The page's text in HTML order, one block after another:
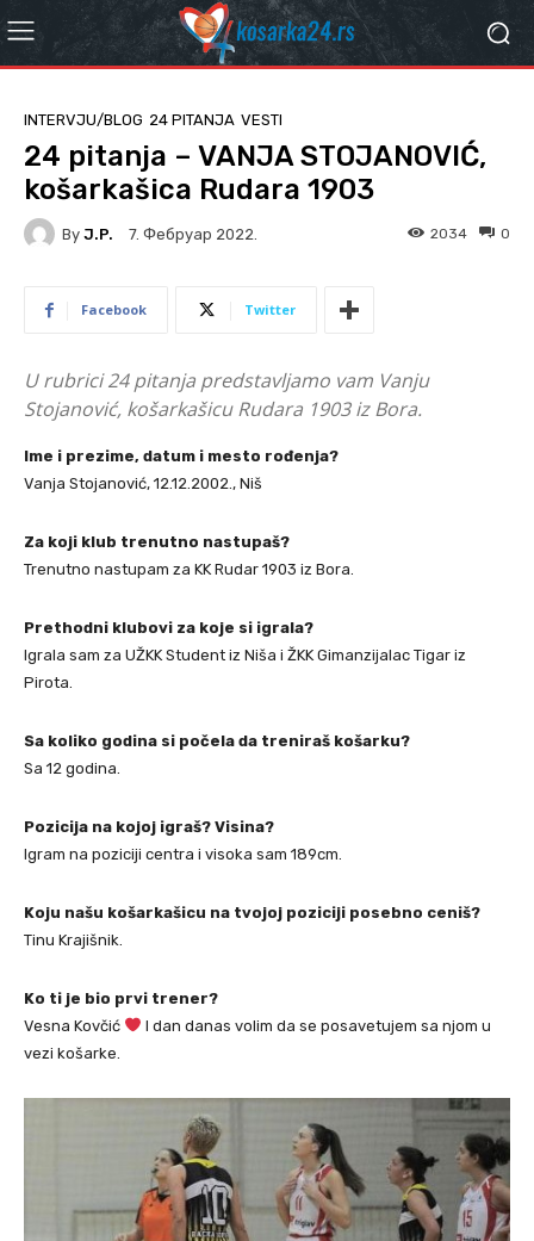
INTERVJU/BLOG 24 PITANJA VESTI
24 pitanja – VANJA STOJANOVIĆ,
košarkašica Rudara 1903
By J.P. 7. Фебруар 2022. 0
2034
Facebook Twitter
U rubrici 24 pitanja predstavljamo vam Vanju
Stojanović, košarkašicu Rudara 1903 iz Bora.
Ime i prezime, datum i mesto rođenja?
Vanja Stojanović, 12.12.2002., Niš
Za koji klub trenutno nastupaš?
Trenutno nastupam za KK Rudar 1903 iz Bora.
Prethodni klubovi za koje si igrala?
Igrala sam za UŽKK Student iz Niša i ŽKK Gimanzijalac Tigar iz
Pirota.
Sa koliko godina si počela da treniraš košarku?
Sa 12 godina.
Pozicija na kojoj igraš? Visina?
Igram na poziciji centra i visoka sam 189cm.
Koju našu košarkašicu na tvojoj poziciji posebno ceniš?
Tinu Krajišnik.
Ko ti je bio prvi trener?
Vesna Kovčić
I dan danas volim da se posavetujem sa njom u
vezi košarke.